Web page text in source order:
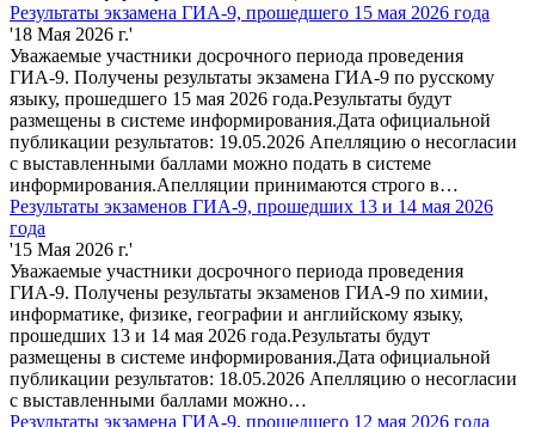
Результаты экзамена ГИА-9, прошедшего 15 мая 2026 года
'18 Мая 2026 г.'
Уважаемые участники досрочного периода проведения
ГИА-9. Получены результаты экзамена ГИА-9 по русскому
языку, прошедшего 15 мая 2026 года.Результаты будут
размещены в системе информирования.Дата официальной
публикации результатов: 19.05.2026 Апелляцию о несогласии
с выставленными баллами можно подать в системе
информирования.Апелляции принимаются строго в…
Результаты экзаменов ГИА-9, прошедших 13 и 14 мая 2026
года
'15 Мая 2026 г.'
Уважаемые участники досрочного периода проведения
ГИА-9. Получены результаты экзаменов ГИА-9 по химии,
информатике, физике, географии и английскому языку,
прошедших 13 и 14 мая 2026 года.Результаты будут
размещены в системе информирования.Дата официальной
публикации результатов: 18.05.2026 Апелляцию о несогласии
с выставленными баллами можно…
Результаты экзамена ГИА-9, прошедшего 12 мая 2026 года